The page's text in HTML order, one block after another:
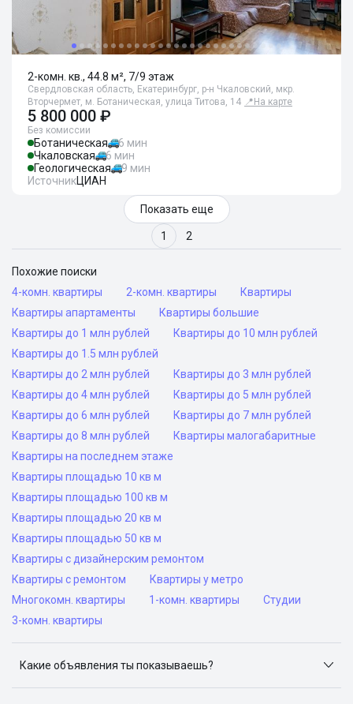
2-комн. кв., 44.8 м², 7/9 этаж
Свердловская область, Екатеринбург, р-н Чкаловский, мкр.
Вторчермет, м. Ботаническая, улица Титова, 14 📍 На карте
5 800 000 ₽
Без комиссии
Ботаническая
6 мин
Чкаловская
6 мин
Геологическая
9 мин
ИсточникЦИАН
Показать еще
1 2
Похожие поиски
4-комн. квартиры
2-комн. квартиры
Квартиры
Квартиры апартаменты
Квартиры большие
Квартиры до 1 млн рублей
Квартиры до 10 млн рублей
Квартиры до 1.5 млн рублей
Квартиры до 2 млн рублей
Квартиры до 3 млн рублей
Квартиры до 4 млн рублей
Квартиры до 5 млн рублей
Квартиры до 6 млн рублей
Квартиры до 7 млн рублей
Квартиры до 8 млн рублей
Квартиры малогабаритные
Квартиры на последнем этаже
Квартиры площадью 10 кв м
Квартиры площадью 100 кв м
Квартиры площадью 20 кв м
Квартиры площадью 50 кв м
Квартиры с дизайнерским ремонтом
Квартиры с ремонтом
Квартиры у метро
Многокомн. квартиры
1-комн. квартиры
Студии
3-комн. квартиры
Какие объявления ты показываешь?